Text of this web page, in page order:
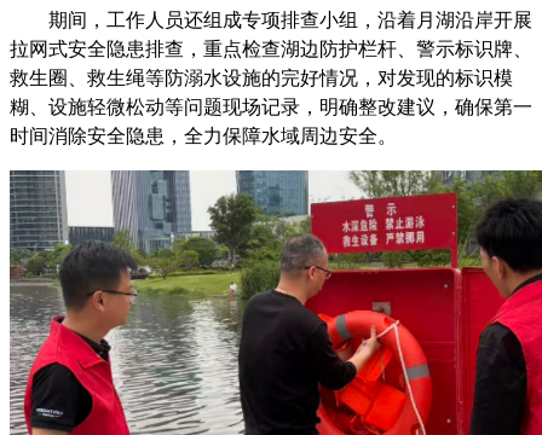
期间 ， 工作人员还组成专项排查小组，沿着月湖沿岸开展
拉网式安全隐患排查，重点检查湖边防护栏杆、警示标识牌、
救生圈、救生绳等防溺水设施的完好情况 ， 对发现的标识模
糊、设施轻微松动等问题现场记录，明确整改建议，确保第一
时间消除安全隐患，全力保障水域周边安全。